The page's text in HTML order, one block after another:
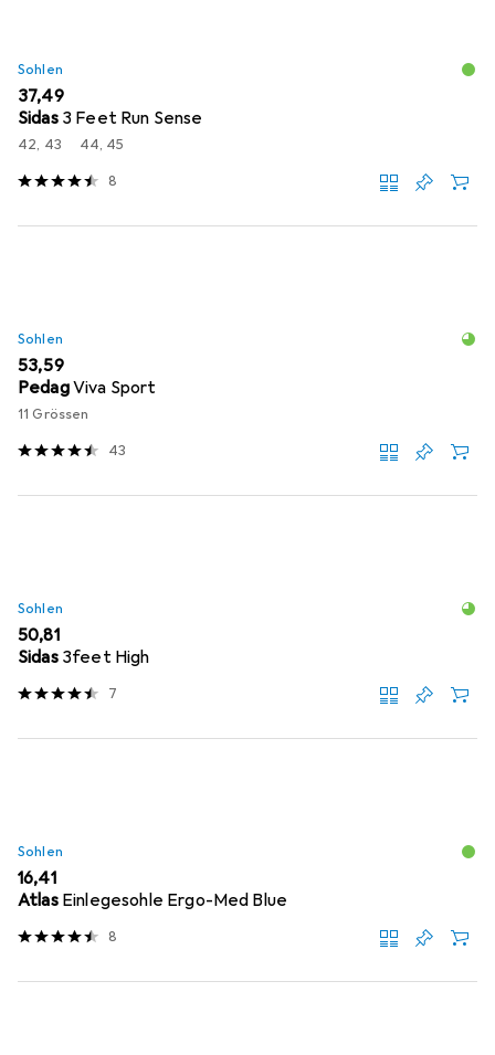
Sohlen
EUR
37,49
Sidas 3 Feet Run Sense
42, 43 44, 45
8
Sohlen
EUR
53,59
PedagViva Sport
11 Grössen
43
Sohlen
EUR
50,81
Sidas 3feet High
7
Sohlen
EUR
16,41
Atlas Einlegesohle Ergo-Med Blue
8